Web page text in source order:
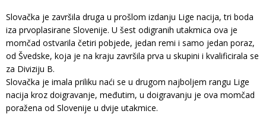
Slovačka je završila druga u prošlom izdanju Lige nacija, tri boda
iza prvoplasirane Slovenije. U šest odigranih utakmica ova je
momčad ostvarila četiri pobjede, jedan remi i samo jedan poraz,
od Švedske, koja je na kraju završila prva u skupini i kvalificirala se
za Diviziju B.
Slovačka je imala priliku naći se u drugom najboljem rangu Lige
nacija kroz doigravanje, međutim, u doigravanju je ova momčad
poražena od Slovenije u dvije utakmice.